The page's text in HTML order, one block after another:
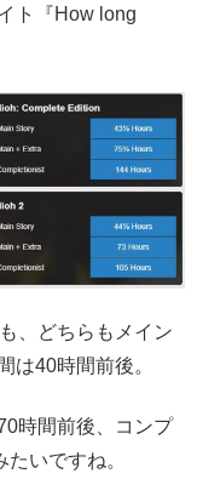
ト『How long
、どちらもメイン
は40時間前後。
時間前後、コンプ
いですね。